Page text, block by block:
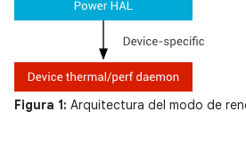
Figura 1: Arquitectura del modo de